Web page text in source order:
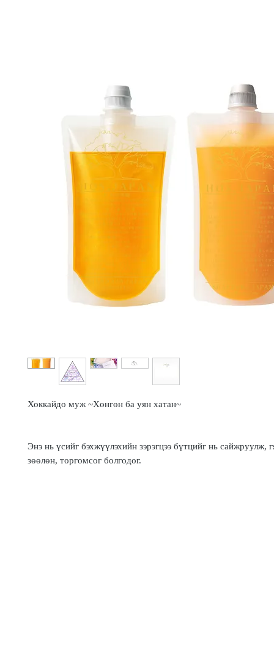
Хоккайдо муж ~Хөнгөн ба уян хатан~
Энэ нь үсийг бэхжүүлэхийн зэрэгцээ бүтцийг нь сайжруулж,
зөөлөн, торгомсог болгодог.